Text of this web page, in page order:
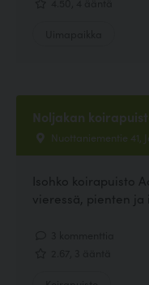
Noljakan
Nuottaniementie 41,
Isohko koirapuisto
vieressä, pienten ja